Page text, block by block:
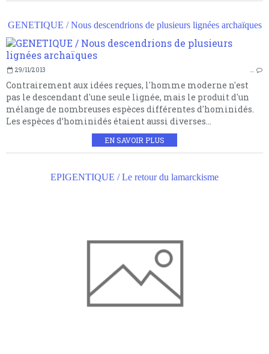
GENETIQUE / Nous descendrions de plusieurs lignées archaïques
29/11/2013 …
Contrairement aux idées reçues, l'homme moderne n'est
pas le descendant d'une seule lignée, mais le produit d'un
mélange de nombreuses espèces différentes d'hominidés.
Les espèces d’hominidés étaient aussi diverses...
EN SAVOIR PLUS
EPIGENTIQUE / Le retour du lamarckisme